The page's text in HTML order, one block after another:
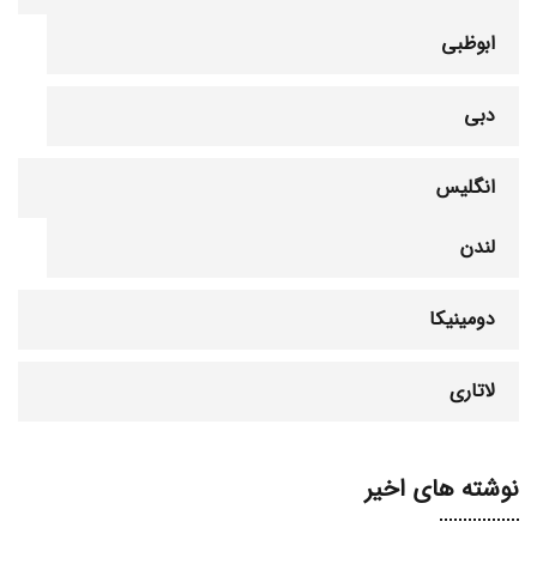
ابوظبی
دبی
انگلیس
لندن
دومینیکا
لاتاری
نوشته های اخیر